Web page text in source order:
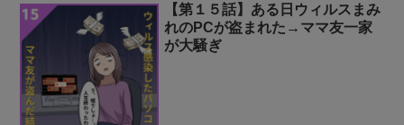
【第１５話】ある日ウィルスまみ
れのPCが盗まれた→ママ友一家
が大騒ぎ